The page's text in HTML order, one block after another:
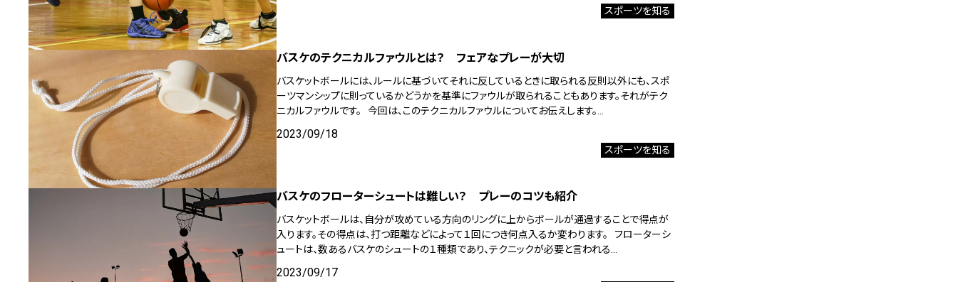
スポーツを知る
バスケのテクニカルファウルとは？ フェアなプレーが大切
バスケットボールには、ルールに基づいてそれに反しているときに取られる反則以外にも、スポ
ーツマンシップに則っているかどうかを基準にファウルが取られることもあります。それがテク
ニカルファウルです。 今回は、このテクニカルファウルについてお伝えします。…
2023/09/18
スポーツを知る
バスケのフローターシュートは難しい？ プレーのコツも紹介
バスケットボールは、自分が攻めている方向のリングに上からボールが通過することで得点が
入ります。その得点は、打つ距離などによって１回につき何点入るか変わります。 フローターシ
ュートは、数あるバスケのシュートの１種類であり、テクニックが必要と言われる…
2023/09/17